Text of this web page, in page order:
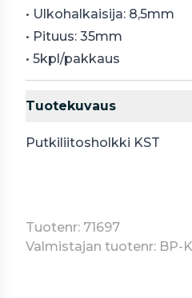
• Ulkohalkaisija: 8,5mm
• Pituus: 35mm
• 5kpl/pakkaus
Tuotekuvaus
Putkiliitosholkki KST
Tuotenr: 71697
Valmistajan tuotenr: BP-